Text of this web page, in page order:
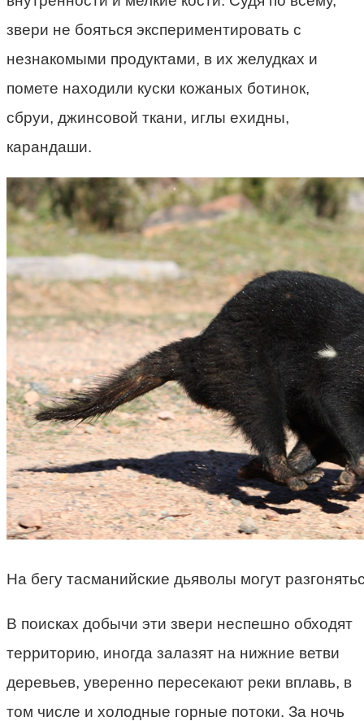
звери не бояться экспериментировать с
незнакомыми продуктами, в их желудках и
помете находили куски кожаных ботинок,
сбруи, джинсовой ткани, иглы ехидны,
карандаши.
На бегу тасманийские дьяволы могут
В поисках добычи эти звери неспешно обходят
территорию, иногда залазят на нижние ветви
деревьев, уверенно пересекают реки вплавь, в
том числе и холодные горные потоки. За ночь